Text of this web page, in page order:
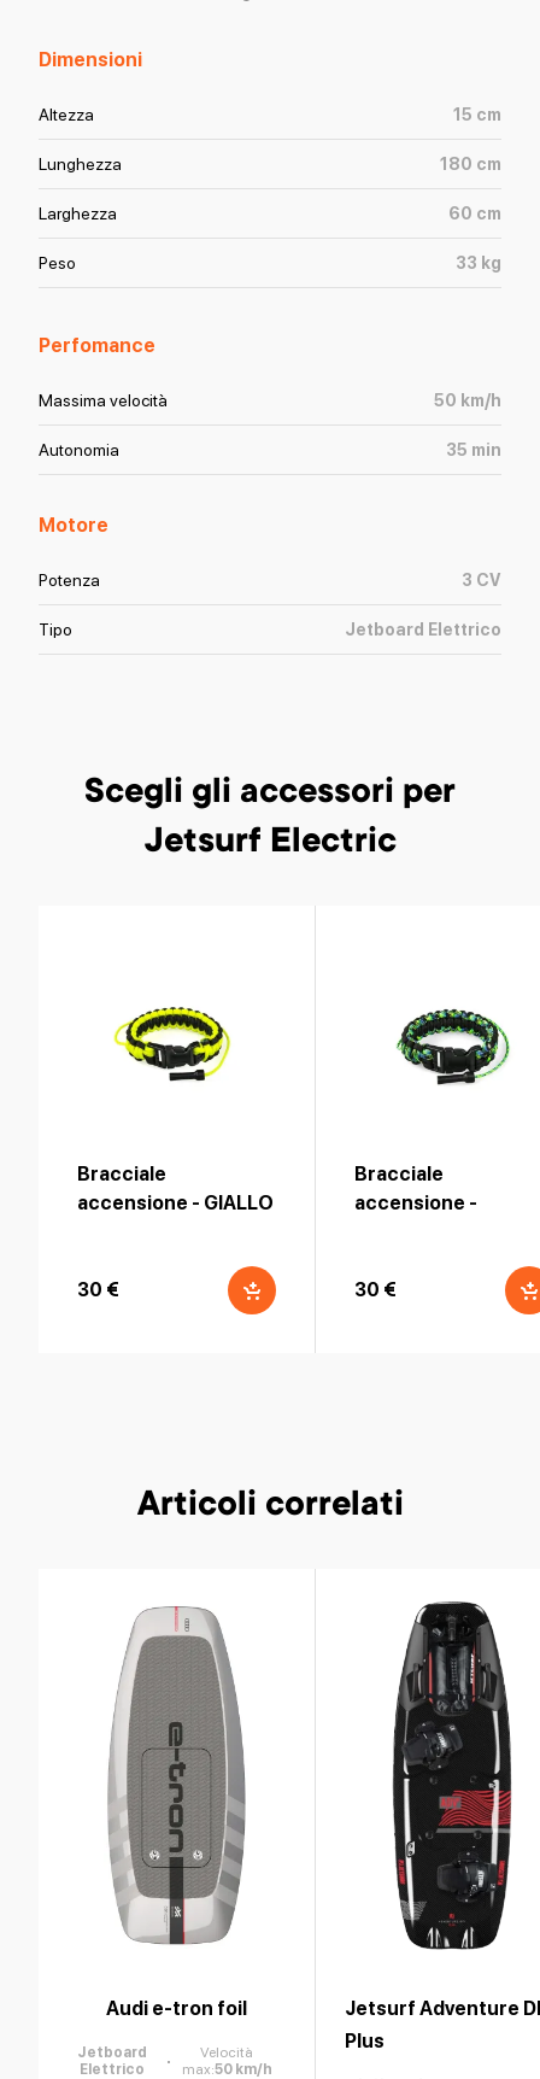
Dimensioni
Altezza 15 cm
Lunghezza 180 cm
Larghezza 60 cm
Peso 33 kg
Perfomance
Massima velocità 50 km/h
Autonomia 35 min
Motore
Potenza 3 CV
Tipo Jetboard Elettrico
Scegli gli accessori per
Jetsurf Electric
Bracciale
accensione - GIALLO
30 €
Bracciale
accensione -
30 €
Articoli correlati
Audi e-tron foil
Jetboard
Elettrico
Velocità
max:50 km/h
Jetsurf Adventure
Plus